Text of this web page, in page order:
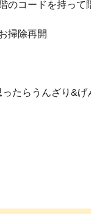
のコードを持って
掃除再開
たらうんざり&げ